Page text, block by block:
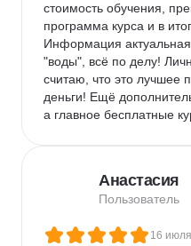
стоимость обучения,
программа курса и в
Информация
"воды", всё по делу!
считаю, что это лучшее
деньги! Ещё
а главное бесплатные
Анастасия
Пользователь
16 июля